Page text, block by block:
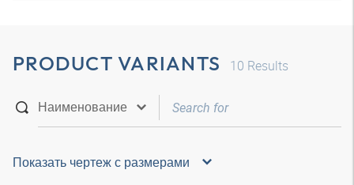
PRODUCT VARIANTS 10 Results
Показать чертеж с размерами